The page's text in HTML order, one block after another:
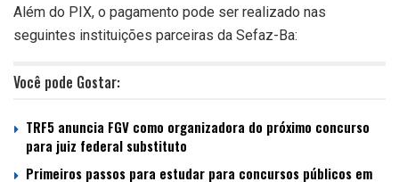
Além do PIX, o pagamento pode ser realizado nas
seguintes instituições parceiras da Sefaz-Ba:
Você pode Gostar:
TRF5 anuncia FGV como organizadora do próximo concurso
para juiz federal substituto
Primeiros passos para estudar para concursos públicos em